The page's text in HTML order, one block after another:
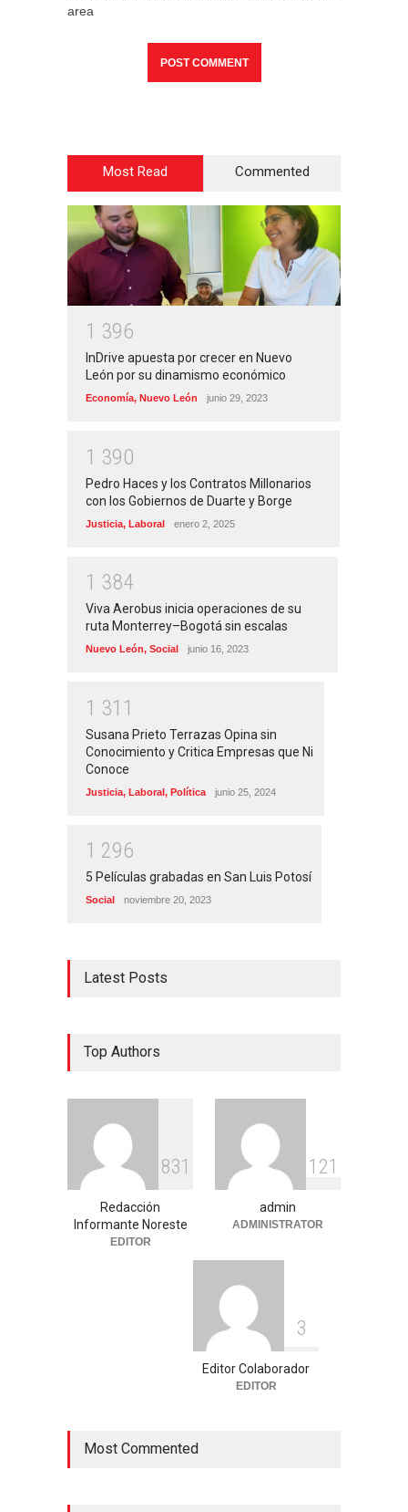
area
Most Read Commented
1 396
InDrive apuesta por crecer en Nuevo
León por su dinamismo económico
Economía, Nuevo León junio 29, 2023
1 390
Pedro Haces y los Contratos Millonarios
con los Gobiernos de Duarte y Borge
Justicia, Laboral enero 2, 2025
1 384
Viva Aerobus inicia operaciones de su
ruta Monterrey–Bogotá sin escalas
Nuevo León, Social junio 16, 2023
1 31 1
Susana Prieto Terrazas Opina sin
Conocimiento y Critica Empresas que Ni
Conoce
Justicia, Laboral, Política junio 25, 2024
1 296
5 Películas grabadas en San Luis Potosí
Social noviembre 20, 2023
Latest Posts
Top Authors
831
Redacción
Informante Noreste
EDITOR
1 21
admin
ADMINISTRATOR
3
Editor Colaborador
EDITOR
Most Commented